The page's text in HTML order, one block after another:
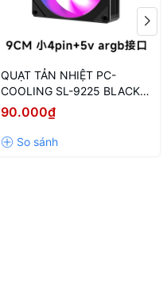
QUẠT TẢN NHIỆT PC-
COOLING SL-9225 BLACK
LED ARGB (MÀU ĐEN/ 9CM/
LED TÂM VÔ CỰC)
90.000₫